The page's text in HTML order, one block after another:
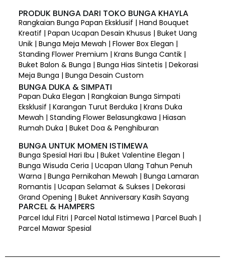
PRODUK BUNGA DARI TOKO BUNGA KHAYLA
Rangkaian Bunga Papan Eksklusif | Hand Bouquet
Kreatif | Papan Ucapan Desain Khusus | Buket Uang
Unik | Bunga Meja Mewah | Flower Box Elegan |
Standing Flower Premium | Krans Bunga Cantik |
Buket Balon & Bunga | Bunga Hias Sintetis | Dekorasi
Meja Bunga | Bunga Desain Custom
BUNGA DUKA & SIMPATI
Papan Duka Elegan | Rangkaian Bunga Simpati
Eksklusif | Karangan Turut Berduka | Krans Duka
Mewah | Standing Flower Belasungkawa | Hiasan
Rumah Duka | Buket Doa & Penghiburan
BUNGA UNTUK MOMEN ISTIMEWA
Bunga Spesial Hari Ibu | Buket Valentine Elegan |
Bunga Wisuda Ceria | Ucapan Ulang Tahun Penuh
Warna | Bunga Pernikahan Mewah | Bunga Lamaran
Romantis | Ucapan Selamat & Sukses | Dekorasi
Grand Opening | Buket Anniversary Kasih Sayang
PARCEL & HAMPERS
Parcel Idul Fitri | Parcel Natal Istimewa | Parcel Buah |
Parcel Mawar Spesial